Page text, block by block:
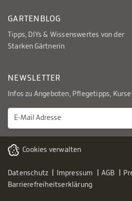
GARTENBLOG
Tipps, DIYs & Wissenswertes von der
Starken Gärtnerin
NEWSLETTER
Infos zu Angeboten, Pflegetipps,
Cookies verwalten
Datenschutz Impressum AGB
Barrierefreiheitserklärung